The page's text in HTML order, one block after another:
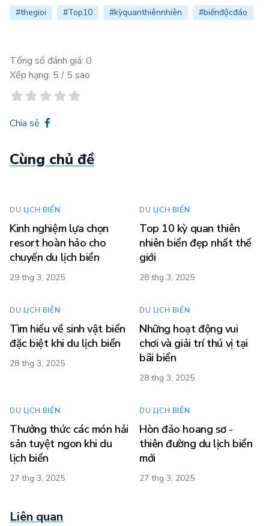
#thegioi #Top10 #kỳquanthiênnhiên #biểnđộcđáo
Tổng số đánh giá: 0
Xếp hạng: 5 / 5 sao
Chia sẻ
Cùng chủ đề
DU LỊCH BIỂN
Kinh nghiệm lựa chọn
resort hoàn hảo cho
chuyến du lịch biển
29 thg 3, 2025
DU LỊCH BIỂN
Top 10 kỳ quan thiên
nhiên biển đẹp nhất thế
giới
28 thg 3, 2025
DU LỊCH BIỂN
Tìm hiểu về sinh vật biển
đặc biệt khi du lịch biển
28 thg 3, 2025
DU LỊCH BIỂN
Những hoạt động vui
chơi và giải trí thú vị tại
bãi biển
28 thg 3, 2025
DU LỊCH BIỂN
Thưởng thức các món hải
sản tuyệt ngon khi du
lịch biển
27 thg 3, 2025
DU LỊCH BIỂN
Hòn đảo hoang sơ -
thiên đường du lịch biển
mới
27 thg 3, 2025
Liên quan